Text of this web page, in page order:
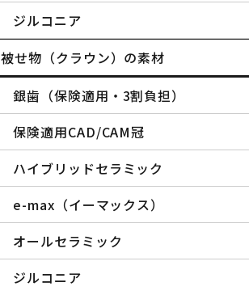
ジルコニア
被せ物（クラウン）の素材
銀歯（保険適用・3割負担）
保険適用CAD/CAM冠
ハイブリッドセラミック
e-max（イーマックス）
オールセラミック
ジルコニア